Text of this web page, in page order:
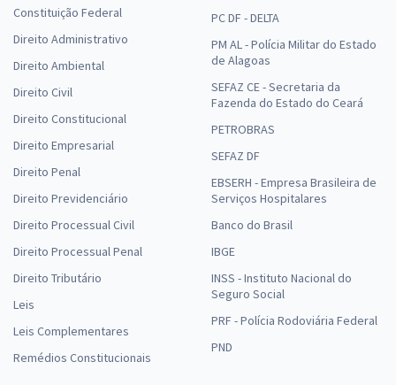
Constituição Federal
Direito Administrativo
Direito Ambiental
Direito Civil
Direito Constitucional
Direito Empresarial
Direito Penal
Direito Previdenciário
Direito Processual Civil
Direito Processual Penal
Direito Tributário
Leis
Leis Complementares
Remédios Constitucionais
PC DF - DELTA
PM AL - Polícia Militar do Estado
de Alagoas
SEFAZ CE - Secretaria da
Fazenda do Estado do Ceará
PETROBRAS
SEFAZ DF
EBSERH - Empresa Brasileira de
Serviços Hospitalares
Banco do Brasil
IBGE
INSS - Instituto Nacional do
Seguro Social
PRF - Polícia Rodoviária Federal
PND